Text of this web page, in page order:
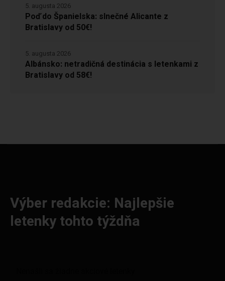
Poď do Španielska: slnečné Alicante z
Bratislavy od 50€!
5. augusta 2026
Albánsko: netradičná destinácia s letenkami z
Bratislavy od 58€!
5. augusta 2026
Výber redakcie: Najlepšie
letenky tohto týždňa